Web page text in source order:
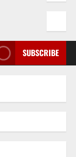
SUBSCRIBE